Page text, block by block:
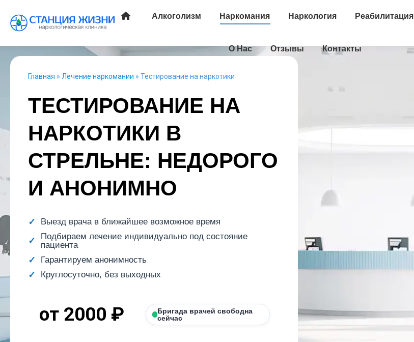
Алкоголизм Наркомания Наркология Реабилитация
О Нас Отзывы Контакты
Главная » Лечение наркомании » Тестирование на наркотики
ТЕСТИРОВАНИЕ НА
НАРКОТИКИ В
СТРЕЛЬНЕ: НЕДОРОГО
И АНОНИМНО
Выезд врача в ближайшее возможное время
Подбираем лечение индивидуально под состояние
пациента
Гарантируем анонимность
Круглосуточно, без выходных
от 2000 ₽
Бригада врачей свободна
сейчас